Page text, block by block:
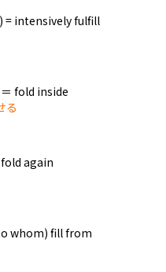
= intensively fulfill
fold inside
る
again
whom) fill from